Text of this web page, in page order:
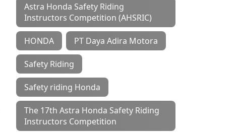
Astra Honda Safety Riding
Instructors Competition (AHSRIC)
HONDA PT Daya Adira Motora
Safety Riding
Safety riding Honda
The 17th Astra Honda Safety Riding
Instructors Competition